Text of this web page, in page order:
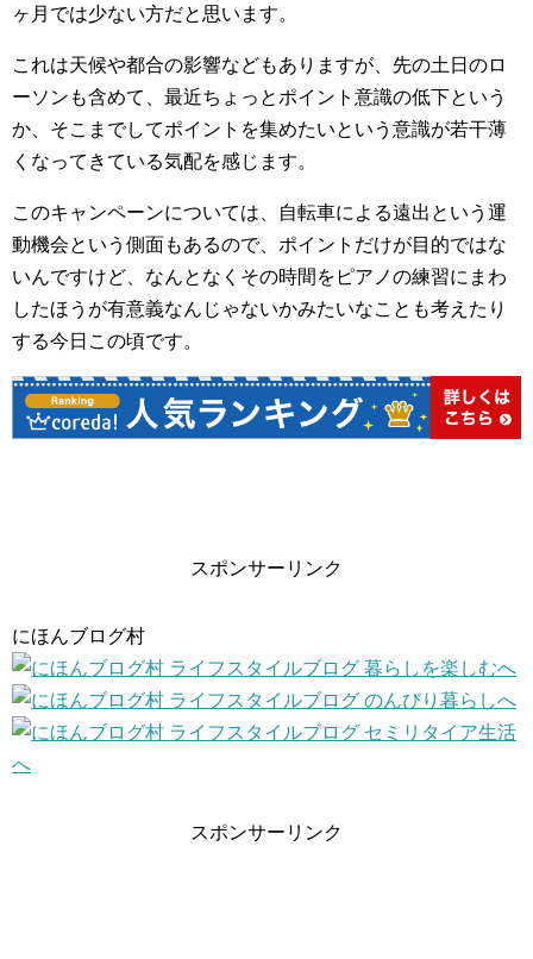
ヶ月では少ない方だと思います。
これは天候や都合の影響などもありますが、先の土日のロ
ーソンも含めて、最近ちょっとポイント意識の低下という
か、そこまでしてポイントを集めたいという意識が若干薄
くなってきている気配を感じます。
このキャンペーンについては、自転車による遠出という運
動機会という側面もあるので、ポイントだけが目的ではな
いんですけど、なんとなくその時間をピアノの練習にまわ
したほうが有意義なんじゃないかみたいなことも考えたり
する今日この頃です。
スポンサーリンク
にほんブログ村
スポンサーリンク